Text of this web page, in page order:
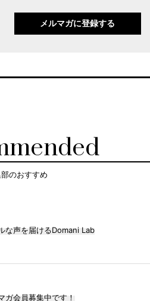
メルマガに登録する
のおすすめ
な声を届けるDomani Lab
ガ会員募集中です！